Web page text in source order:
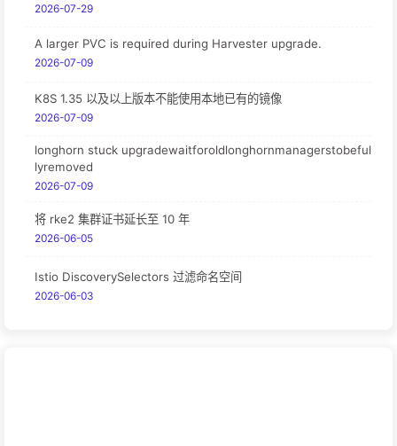
2026-07-29
A larger PVC is required during Harvester upgrade.
2026-07-09
K8S 1.35 以及以上版本不能使用本地已有的镜像
2026-07-09
longhorn stuck upgradewaitforoldlonghornmanagerstobeful
lyremoved
2026-07-09
将 rke2 集群证书延长至 10 年
2026-06-05
Istio DiscoverySelectors 过滤命名空间
2026-06-03